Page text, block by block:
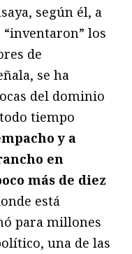
según él, a
los
de
se ha
del dominio
tiempo
y a
en
más de diez
está
para millones
una de las